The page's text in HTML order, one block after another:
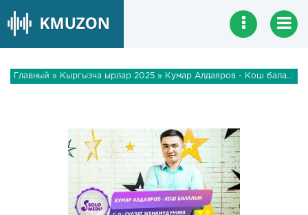
Главный » Кыргызча ырлар 2025 » Кумар Алдаяров - Кош балалык